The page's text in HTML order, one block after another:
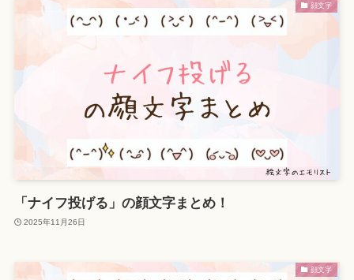
顔文字
「ナイフ投げる」の顔文字まとめ！
2025年11月26日
顔文字